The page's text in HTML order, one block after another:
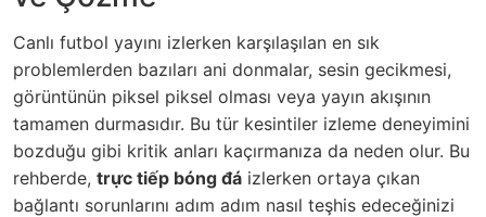
Canlı futbol yayını izlerken karşılaşılan en sık
problemlerden bazıları ani donmalar, sesin gecikmesi,
görüntünün piksel piksel olması veya yayın akışının
tamamen durmasıdır. Bu tür kesintiler izleme deneyimini
bozduğu gibi kritik anları kaçırmanıza da neden olur. Bu
rehberde, trực tiếp bóng đá izlerken ortaya çıkan
bağlantı sorunlarını adım adım nasıl teşhis edeceğinizi